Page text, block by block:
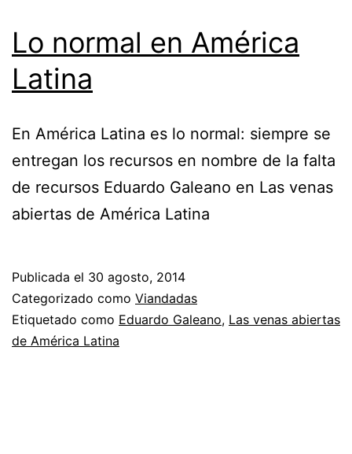
Lo normal en América
Latina
En América Latina es lo normal: siempre se
entregan los recursos en nombre de la falta
de recursos Eduardo Galeano en Las venas
abiertas de América Latina
Publicada el 30 agosto, 2014
Categorizado como Viandadas
Etiquetado como Eduardo Galeano, Las venas abiertas
de América Latina